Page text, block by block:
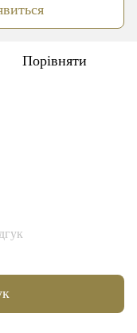
Порівняти